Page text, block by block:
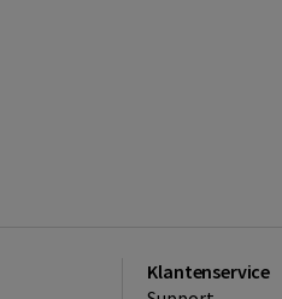
Klantenservice